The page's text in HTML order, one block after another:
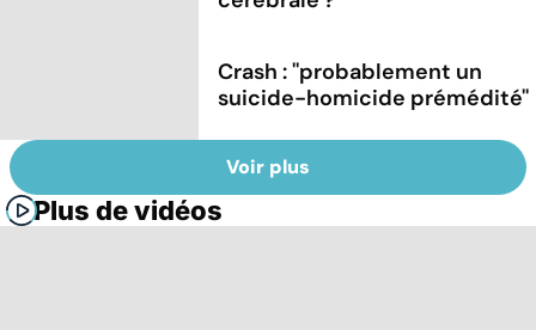
Crash : ''probablement un
suicide-homicide prémédité''
Voir plus
Plus de vidéos